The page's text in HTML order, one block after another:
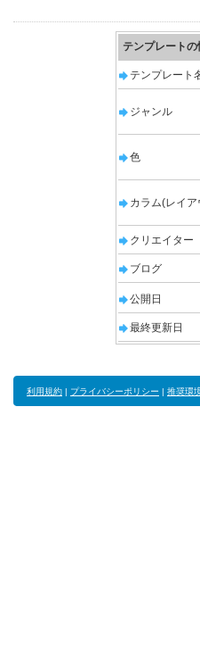
テンプレートの
テンプレート
ジャンル
色
カラム(レイア
クリエイター
ブログ
公開日
最終更新日
利用規約 | プライバシーポリシー | 推奨環